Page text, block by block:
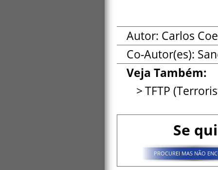
Autor: Carlos
Co-Autor(es):
Veja Também:
TFTP
Se
PROCUREI MAS NÃO